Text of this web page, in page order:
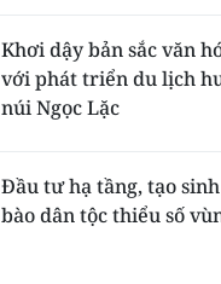
Khơi dậy bản sắc văn
với phát triển du lịch
núi Ngọc Lặc
Đầu tư hạ tầng, tạo
bào dân tộc thiểu số